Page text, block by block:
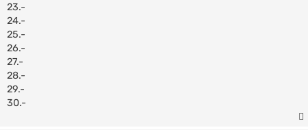
23.-
24.-
25.-
26.-
27.-
28.-
29.-
30.-